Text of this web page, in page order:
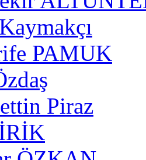
PAMUK
Piraz